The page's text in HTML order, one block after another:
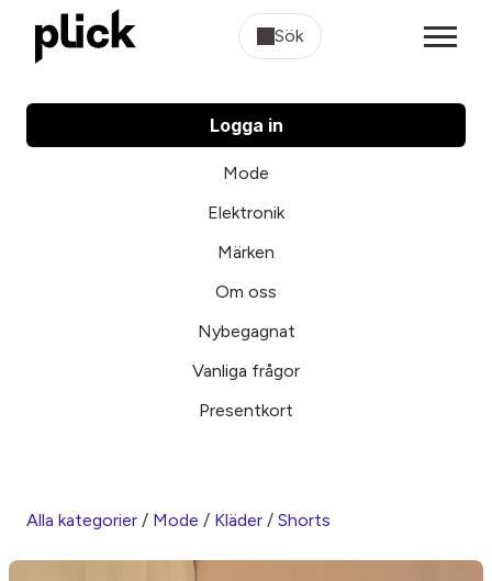
Sök
Logga in
Mode
Elektronik
Märken
Om oss
Nybegagnat
Vanliga frågor
Presentkort
Alla kategorier / Mode / Kläder / Shorts